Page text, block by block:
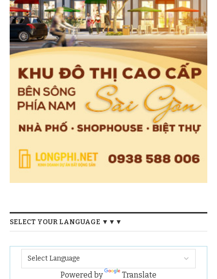
SELECT YOUR LANGUAGE ▼▼▼
Powered by Translate